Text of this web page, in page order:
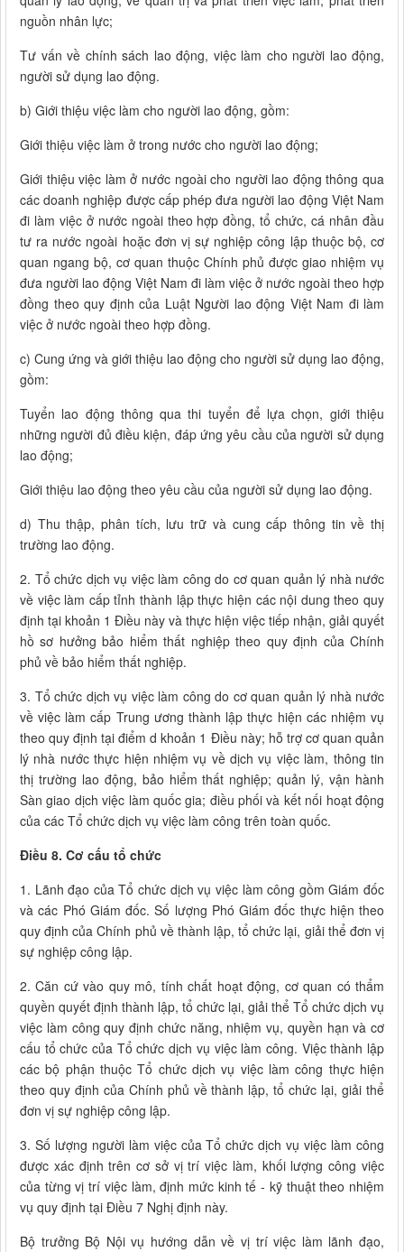
nguồn nhân lực;
Tư vấn về chính sách lao động, việc làm cho người lao động,
người sử dụng lao động.
b) Giới thiệu việc làm cho người lao động, gồm:
Giới thiệu việc làm ở trong nước cho người lao động;
Giới thiệu việc làm ở nước ngoài cho người lao động thông qua
các doanh nghiệp được cấp phép đưa người lao động Việt Nam
đi làm việc ở nước ngoài theo hợp đồng, tổ chức, cá nhân đầu
tư ra nước ngoài hoặc đơn vị sự nghiệp công lập thuộc bộ, cơ
quan ngang bộ, cơ quan thuộc Chính phủ được giao nhiệm vụ
đưa người lao động Việt Nam đi làm việc ở nước ngoài theo hợp
đồng theo quy định của Luật Người lao động Việt Nam đi làm
việc ở nước ngoài theo hợp đồng.
c) Cung ứng và giới thiệu lao động cho người sử dụng lao động,
gồm:
Tuyển lao động thông qua thi tuyển để lựa chọn, giới thiệu
những người đủ điều kiện, đáp ứng yêu cầu của người sử dụng
lao động;
Giới thiệu lao động theo yêu cầu của người sử dụng lao động.
d) Thu thập, phân tích, lưu trữ và cung cấp thông tin về thị
trường lao động.
2. Tổ chức dịch vụ việc làm công do cơ quan quản lý nhà nước
về việc làm cấp tỉnh thành lập thực hiện các nội dung theo quy
định tại khoản 1 Điều này và thực hiện việc tiếp nhận, giải quyết
hồ sơ hưởng bảo hiểm thất nghiệp theo quy định của Chính
phủ về bảo hiểm thất nghiệp.
3. Tổ chức dịch vụ việc làm công do cơ quan quản lý nhà nước
về việc làm cấp Trung ương thành lập thực hiện các nhiệm vụ
theo quy định tại điểm d khoản 1 Điều này; hỗ trợ cơ quan quản
lý nhà nước thực hiện nhiệm vụ về dịch vụ việc làm, thông tin
thị trường lao động, bảo hiểm thất nghiệp; quản lý, vận hành
Sàn giao dịch việc làm quốc gia; điều phối và kết nối hoạt động
của các Tổ chức dịch vụ việc làm công trên toàn quốc.
Điều 8. Cơ cấu tổ chức
1. Lãnh đạo của Tổ chức dịch vụ việc làm công gồm Giám đốc
và các Phó Giám đốc. Số lượng Phó Giám đốc thực hiện theo
quy định của Chính phủ về thành lập, tổ chức lại, giải thể đơn vị
sự nghiệp công lập.
2. Căn cứ vào quy mô, tính chất hoạt động, cơ quan có thẩm
quyền quyết định thành lập, tổ chức lại, giải thể Tổ chức dịch vụ
việc làm công quy định chức năng, nhiệm vụ, quyền hạn và cơ
cấu tổ chức của Tổ chức dịch vụ việc làm công. Việc thành lập
các bộ phận thuộc Tổ chức dịch vụ việc làm công thực hiện
theo quy định của Chính phủ về thành lập, tổ chức lại, giải thể
đơn vị sự nghiệp công lập.
3. Số lượng người làm việc của Tổ chức dịch vụ việc làm công
được xác định trên cơ sở vị trí việc làm, khối lượng công việc
của từng vị trí việc làm, định mức kinh tế - kỹ thuật theo nhiệm
vụ quy định tại Điều 7 Nghị định này.
Bộ trưởng Bộ Nội vụ hướng dẫn về vị trí việc làm lãnh đạo,